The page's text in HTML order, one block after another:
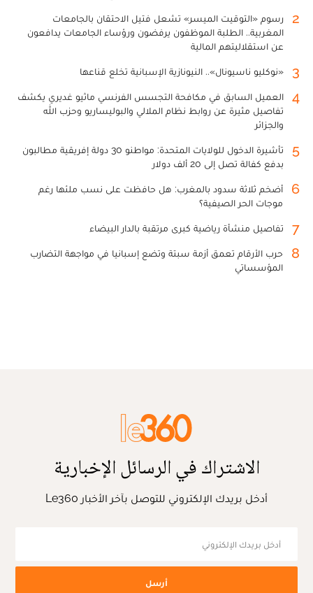
2
رسوم «التوقيت الميسر» تشعل فتيل الاحتقان بالجامعات
المغربية.. الطلبة الموظفون يرفضون ورؤساء الجامعات يدافعون
عن استقلاليتهم المالية
3 «نوكليو ناسيونال».. النيونازية الإسبانية تخلع قناعها
4
العميل السابق في مكافحة التجسس الفرنسي ماثيو غديري يكشف
تفاصيل مثيرة عن روابط نظام الملالي والبوليساريو وحزب الله
والجزائر
5
تأشيرة الدخول للولايات المتحدة: مواطنو 30 دولة إفريقية مطالبون
بدفع كفالة تصل إلى 20 ألف دولار
6
أضخم ثلاثة سدود بالمغرب: هل حافظت على نسب ملئها رغم
موجات الحر الصيفية؟
7 تفاصيل منشأة رياضية كبرى مرتقبة بالدار البيضاء
8
حرب الأرقام تعمق أزمة سبتة وتضع إسبانيا في مواجهة التضارب
المؤسساتي
الاشتراك في الرسائل الإخبارية
أدخل بريدك الإلكتروني للتوصل بآخر الأخبار Le360
أرسل